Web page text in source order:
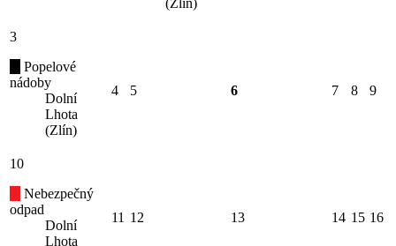
3
Popelové
nádoby
Dolní
Lhota
(Zlín)
4 5 6 7 8 9
10
Nebezpečný
odpad
Dolní
Lhota
11 12 13 14 15 16